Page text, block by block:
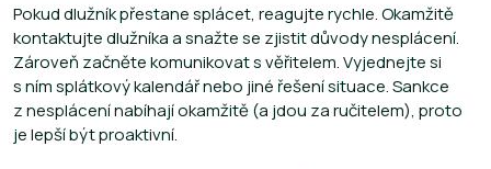
Pokud dlužník přestane splácet, reagujte rychle. Okamžitě
kontaktujte dlužníka a snažte se zjistit důvody nesplácení.
Zároveň začněte komunikovat s věřitelem. Vyjednejte si
s ním splátkový kalendář nebo jiné řešení situace. Sankce
z nesplácení nabíhají okamžitě (a jdou za ručitelem), proto
je lepší být proaktivní.